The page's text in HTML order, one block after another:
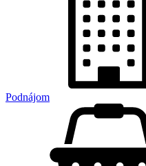
Podnájom